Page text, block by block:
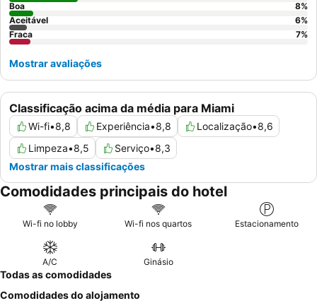
potencialmente melhores e uma experiência ainda mais
tranquila.
Classificação acima da média para Miami
Wi-fi•8,8 Experiência•8,8 Localização•8,6
Limpeza•8,5 Serviço•8,3
Mostrar mais classificações
Boa
8%
Aceitável
6%
Fraca
7%
Mostrar avaliações
Comodidades principais do hotel
Wi-fi no lobby Wi-fi nos quartos Estacionamento
A/C Ginásio
Todas as comodidades
Comodidades do alojamento